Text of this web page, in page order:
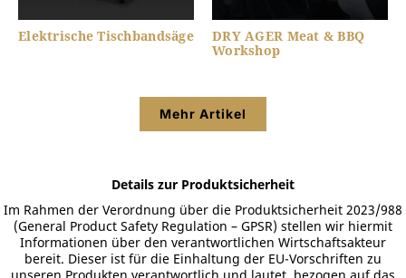
Elektrische Tischbandsäge
DRY AGER Meat & BBQ
Workshop
Mehr Artikel
Details zur Produktsicherheit
Im Rahmen der Verordnung über die Produktsicherheit 2023/988
(General Product Safety Regulation – GPSR) stellen wir hiermit
Informationen über den verantwortlichen Wirtschaftsakteur
bereit. Dieser ist für die Einhaltung der EU-Vorschriften zu